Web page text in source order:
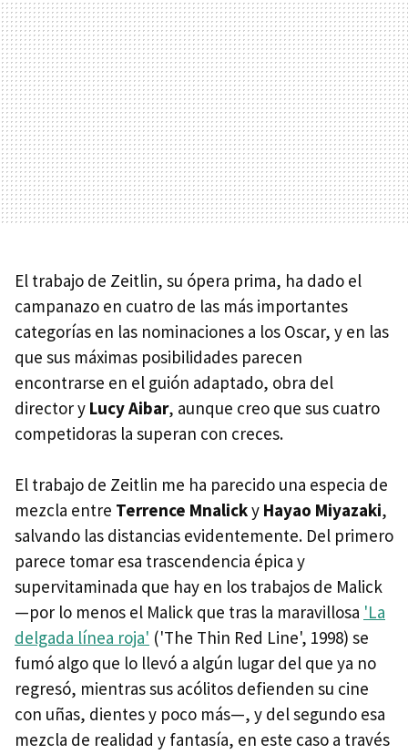
El trabajo de Zeitlin, su ópera prima, ha dado el
campanazo en cuatro de las más importantes
categorías en las nominaciones a los Oscar, y en las
que sus máximas posibilidades parecen
encontrarse en el guión adaptado, obra del
director y Lucy Aibar, aunque creo que sus cuatro
competidoras la superan con creces.
El trabajo de Zeitlin me ha parecido una especia de
mezcla entre Terrence Mnalicky Hayao Miyazaki,
salvando las distancias evidentemente. Del primero
parece tomar esa trascendencia épica y
supervitaminada que hay en los trabajos de Malick
—por lo menos el Malick que tras la maravillosa 'La
delgada línea roja' ('The Thin Red Line', 1998) se
fumó algo que lo llevó a algún lugar del que ya no
regresó, mientras sus acólitos defienden su cine
con uñas, dientes y poco más—, y del segundo esa
mezcla de realidad y fantasía, en este caso a través